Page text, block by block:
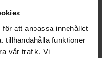
att anpassa innehållet
tillhandahålla funktioner
vår trafik. Vi
går även